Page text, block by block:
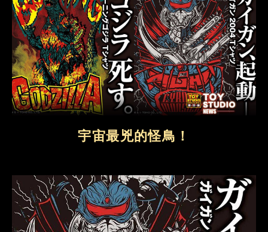
宇宙最兇的怪鳥！